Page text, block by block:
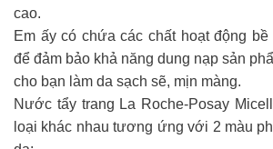
cao.
Em ấy có chứa các chất hoạt động
để đảm bảo khả năng dung nạp sản
cho bạn làm da sạch sẽ, mịn màng.
Nước tẩy trang La Roche-Posay
loại khác nhau tương ứng với 2 màu